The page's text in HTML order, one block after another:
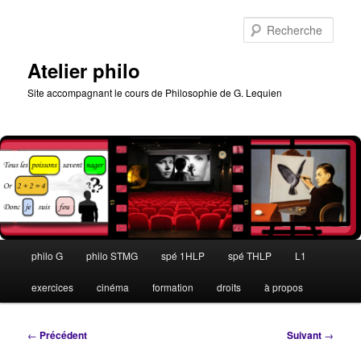
Atelier philo
Site accompagnant le cours de Philosophie de G. Lequien
principal
philo G philo STMG spé 1HLP spé THLP L1
exercices cinéma formation droits à propos
Navigation
← Précédent Suivant →